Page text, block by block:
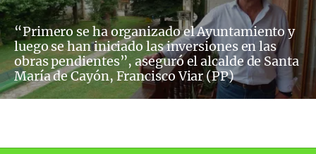
“Primero se ha organizado el Ayuntamiento y
luego se han iniciado las inversiones en las
obras pendientes”, aseguró el alcalde de Santa
María de Cayón, Francisco Viar (PP)